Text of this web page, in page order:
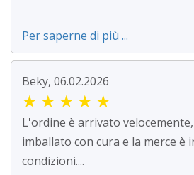
Per saperne di più ...
Beky, 06.02.2026
★ ★ ★ ★ ★
L'ordine è arrivato
imballato con cura e la merce è
condizioni....